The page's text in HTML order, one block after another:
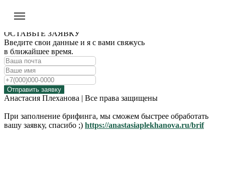
ОСТАВЬТЕ ЗАЯВКУ
Введите свои данные и я с вами свяжусь
в ближайшее время.
Отправить заявку
Анастасия Плеханова | Все права защищены
При заполнение брифинга, мы сможем быстрее обработать
вашу заявку, спасибо ;) https://anastasiaplekhanova.ru/brif